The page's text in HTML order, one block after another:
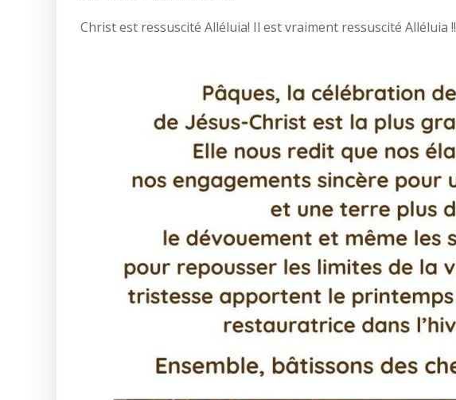
Christ est ressuscité Alléluia! Il est vraiment ressuscité Alléluia !!